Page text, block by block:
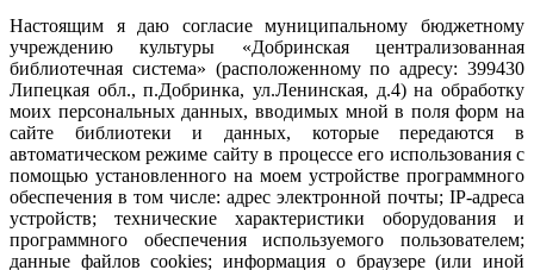
Настоящим я даю согласие муниципальному бюджетному
учреждению культуры «Добринская централизованная
библиотечная система» (расположенному по адресу: 399430
Липецкая обл., п.Добринка, ул.Ленинская, д.4) на обработку
моих персональных данных, вводимых мной в поля форм на
сайте библиотеки и данных, которые передаются в
автоматическом режиме сайту в процессе его использования с
помощью установленного на моем устройстве программного
обеспечения в том числе: адрес электронной почты; IP-адреса
устройств; технические характеристики оборудования и
программного обеспечения используемого пользователем;
данные файлов cookies; информация о браузере (или иной